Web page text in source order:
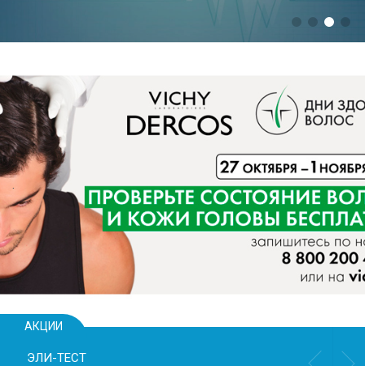
СКРИНИНГ
ПЕРВОГО
Выявления таких нарушений,
• задержка роста плода
• риск преждевременных
• риск преэклампсии
• хромосомные аномалии и
АКЦИИ